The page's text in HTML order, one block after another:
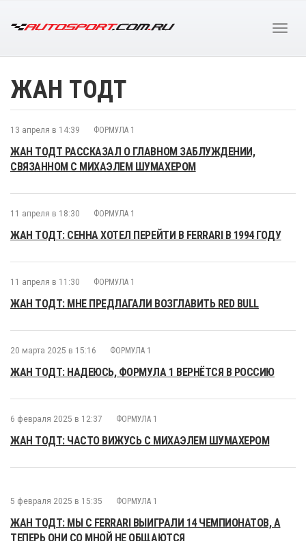
ЖАН ТОДТ
13 апреля в 14:39 ФОРМУЛА 1
ЖАН ТОДТ РАССКАЗАЛ О ГЛАВНОМ ЗАБЛУЖДЕНИИ,
СВЯЗАННОМ С МИХАЭЛЕМ ШУМАХЕРОМ
11 апреля в 18:30 ФОРМУЛА 1
ЖАН ТОДТ: СЕННА ХОТЕЛ ПЕРЕЙТИ В FERRARI В 1994 ГОДУ
11 апреля в 11:30 ФОРМУЛА 1
ЖАН ТОДТ: МНЕ ПРЕДЛАГАЛИ ВОЗГЛАВИТЬ RED BULL
20 марта 2025 в 15:16 ФОРМУЛА 1
ЖАН ТОДТ: НАДЕЮСЬ, ФОРМУЛА 1 ВЕРНЁТСЯ В РОССИЮ
6 февраля 2025 в 12:37 ФОРМУЛА 1
ЖАН ТОДТ: ЧАСТО ВИЖУСЬ С МИХАЭЛЕМ ШУМАХЕРОМ
5 февраля 2025 в 15:35 ФОРМУЛА 1
ЖАН ТОДТ: МЫ С FERRARI ВЫИГРАЛИ 14 ЧЕМПИОНАТОВ, А
ТЕПЕРЬ ОНИ СО МНОЙ НЕ ОБЩАЮТСЯ